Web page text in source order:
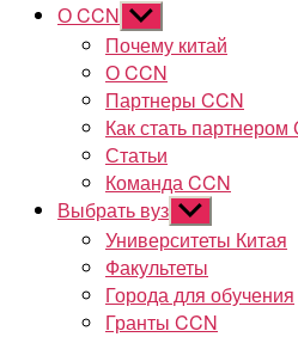
О CCN Показывать
подменю
Почему китай
О CCN
Партнеры CCN
Как стать партнером
Статьи
Команда CCN
Выбрать вуз Показывать
подменю
Университеты Китая
Факультеты
Города для обучения
Гранты CCN